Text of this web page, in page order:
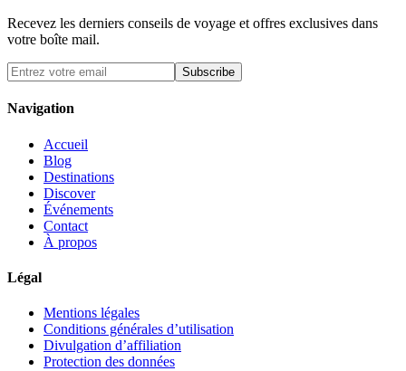
Recevez les derniers conseils de voyage et offres exclusives dans
votre boîte mail.
Subscribe
Navigation
Accueil
Blog
Destinations
Discover
Événements
Contact
À propos
Légal
Mentions légales
Conditions générales d’utilisation
Divulgation d’affiliation
Protection des données